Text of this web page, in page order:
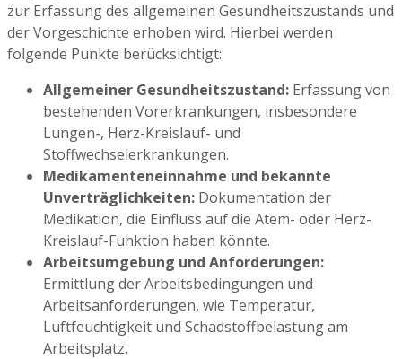
zur Erfassung des allgemeinen Gesundheitszustands und
der Vorgeschichte erhoben wird. Hierbei werden
folgende Punkte berücksichtigt:
Allgemeiner Gesundheitszustand: Erfassung von
bestehenden Vorerkrankungen, insbesondere
Lungen-, Herz-Kreislauf- und
Stoffwechselerkrankungen.
Medikamenteneinnahme und bekannte
Unverträglichkeiten: Dokumentation der
Medikation, die Einfluss auf die Atem- oder Herz-
Kreislauf-Funktion haben könnte.
Arbeitsumgebung und Anforderungen:
Ermittlung der Arbeitsbedingungen und
Arbeitsanforderungen, wie Temperatur,
Luftfeuchtigkeit und Schadstoffbelastung am
Arbeitsplatz.